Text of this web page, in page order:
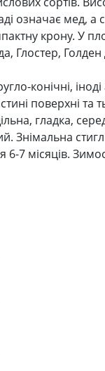
означає мед, а
крону. У
Глостер,
конічні,
поверхні та
гладка,
7 місяців.